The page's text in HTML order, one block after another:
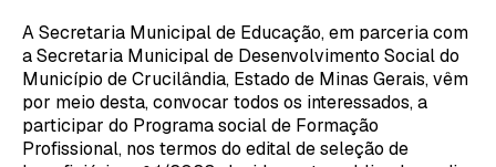
A Secretaria Municipal de Educação, em parceria com
a Secretaria Municipal de Desenvolvimento Social do
Município de Crucilândia, Estado de Minas Gerais, vêm
por meio desta, convocar todos os interessados, a
participar do Programa social de Formação
Profissional, nos termos do edital de seleção de